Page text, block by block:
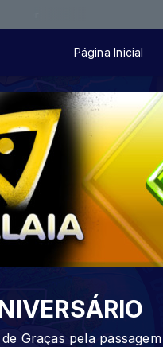
Página Inicial
Graças pela